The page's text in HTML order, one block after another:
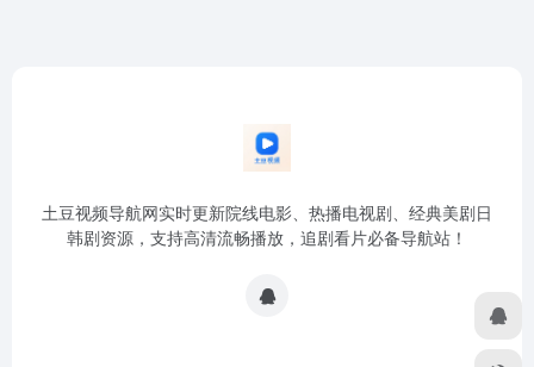
土豆视频导航网实时更新院线电影、热播电视剧、经典美剧日
韩剧资源，支持高清流畅播放，追剧看片必备导航站！